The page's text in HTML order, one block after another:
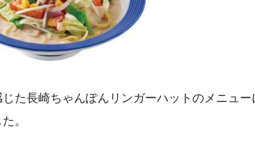
た長崎ちゃんぽんリンガーハットのメニュー
。